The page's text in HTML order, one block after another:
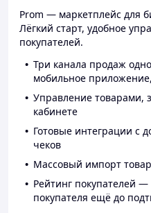
Prom — маркетплейс для
Лёгкий старт, удобное
покупателей.
Три канала продаж
мобильное
Управление товарами,
кабинете
Готовые интеграции с
чеков
Массовый импорт
Рейтинг покупателей
покупателя ещё до